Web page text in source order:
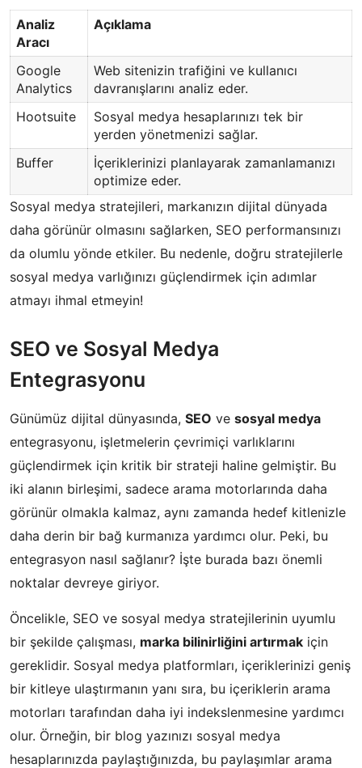
Analiz
Aracı
Açıklama
Google
Analytics
Web sitenizin trafiğini ve kullanıcı
davranışlarını analiz eder.
Hootsuite
Sosyal medya hesaplarınızı tek bir
yerden yönetmenizi sağlar.
Buffer
İçeriklerinizi planlayarak zamanlamanızı
optimize eder.
Sosyal medya stratejileri, markanızın dijital dünyada
daha görünür olmasını sağlarken, SEO performansınızı
da olumlu yönde etkiler. Bu nedenle, doğru stratejilerle
sosyal medya varlığınızı güçlendirmek için adımlar
atmayı ihmal etmeyin!
SEO ve Sosyal Medya
Entegrasyonu
Günümüz dijital dünyasında, SEO ve sosyal medya
entegrasyonu, işletmelerin çevrimiçi varlıklarını
güçlendirmek için kritik bir strateji haline gelmiştir. Bu
iki alanın birleşimi, sadece arama motorlarında daha
görünür olmakla kalmaz, aynı zamanda hedef kitlenizle
daha derin bir bağ kurmanıza yardımcı olur. Peki, bu
entegrasyon nasıl sağlanır? İşte burada bazı önemli
noktalar devreye giriyor.
Öncelikle, SEO ve sosyal medya stratejilerinin uyumlu
bir şekilde çalışması, marka bilinirliğini artırmak için
gereklidir. Sosyal medya platformları, içeriklerinizi geniş
bir kitleye ulaştırmanın yanı sıra, bu içeriklerin arama
motorları tarafından daha iyi indekslenmesine yardımcı
olur. Örneğin, bir blog yazınızı sosyal medya
hesaplarınızda paylaştığınızda, bu paylaşımlar arama